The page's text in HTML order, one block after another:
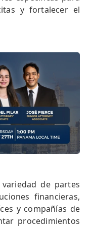
y fortalecer el
de partes
financieras,
y compañías de
procedimientos